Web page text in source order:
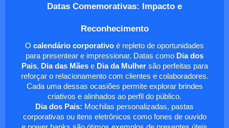
Datas Comemorativas: Impacto e
Reconhecimento
O calendário corporativo é repleto de oportunidades
para presentear e impressionar. Datas como Dia dos
Pais, Dia das Mãese Dia da Mulhersão perfeitas para
reforçar o relacionamento com clientes e colaboradores.
Cada uma dessas ocasiões permite explorar brindes
criativos e alinhados ao perfil do público.
Dia dos Pais: Mochilas personalizadas, pastas
corporativas ou itens eletrônicos como fones de ouvido